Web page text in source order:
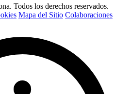
Todos los derechos reservados.
Mapa del Sitio Colaboraciones